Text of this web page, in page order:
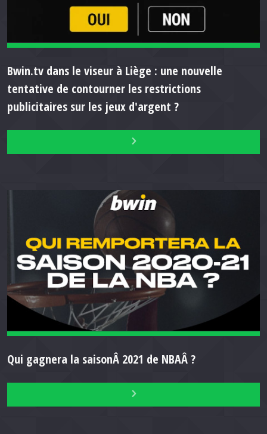
Bwin.tv dans le viseur à Liège : une nouvelle
tentative de contourner les restrictions
publicitaires sur les jeux d'argent ?
Qui gagnera la saisonÂ 2021 de NBAÂ ?